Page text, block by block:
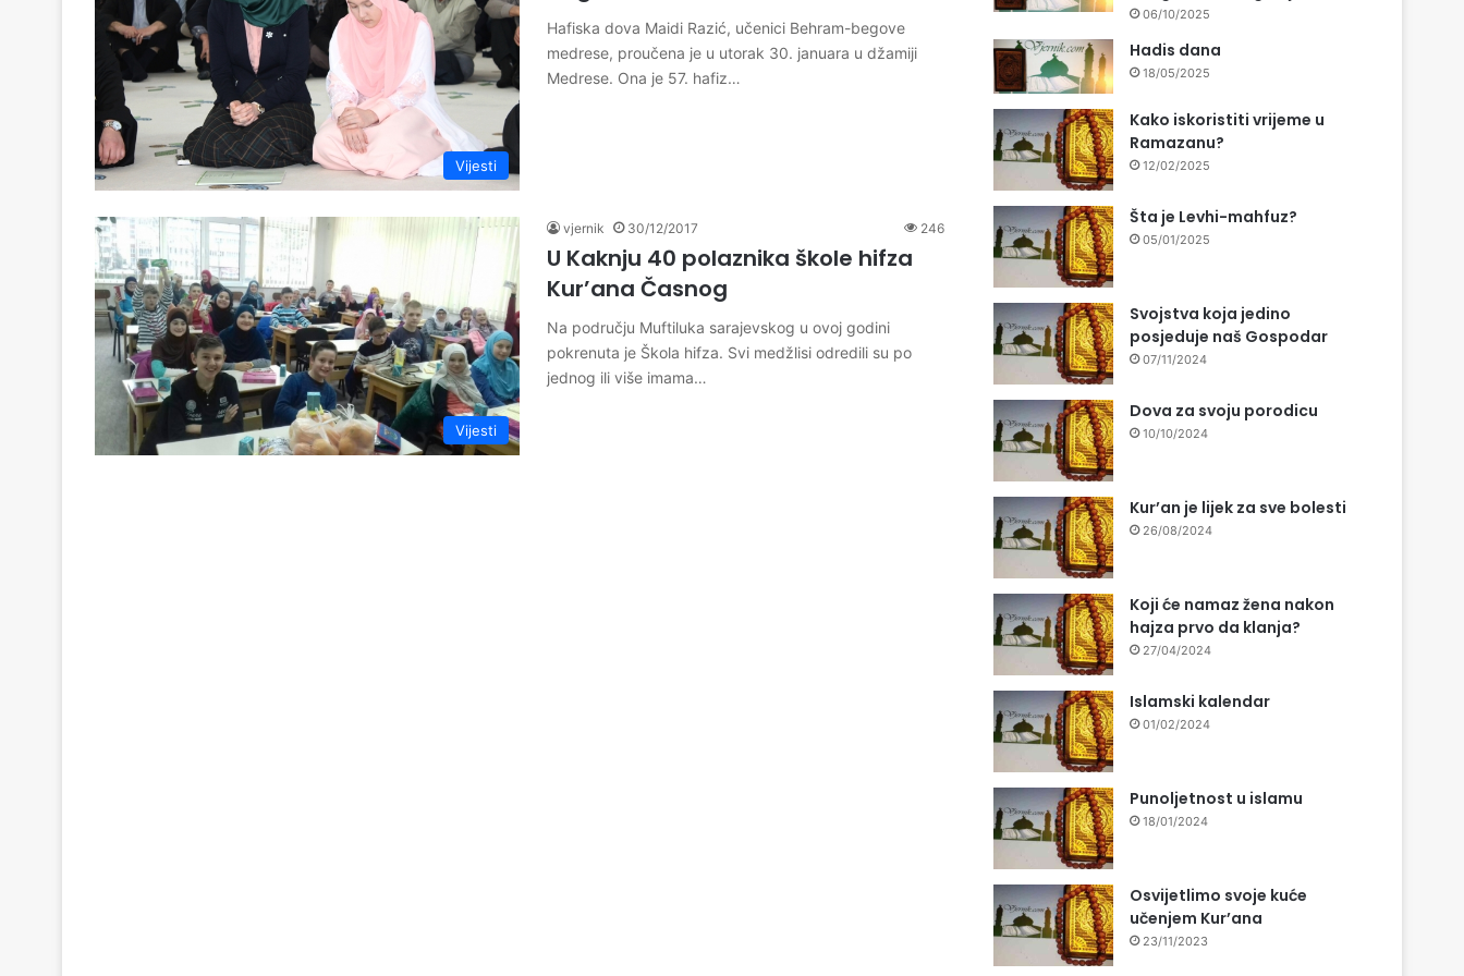
Vijesti
Hafiska dova Maidi Razić, učenici Behram-begove
medrese, proučena je u utorak 30. januara u džamiji
Medrese. Ona je 57. hafiz…
Vijesti
vjernik 30/12/2017 246
U Kaknju 40 polaznika škole hifza
Kur’ana Časnog
Na području Muftiluka sarajevskog u ovoj godini
pokrenuta je Škola hifza. Svi medžlisi odredili su po
jednog ili više imama…
06/10/2025
Hadis dana
18/05/2025
Kako iskoristiti vrijeme u
Ramazanu?
12/02/2025
Šta je Levhi-mahfuz?
05/01/2025
Svojstva koja jedino
posjeduje naš Gospodar
07/11/2024
Dova za svoju porodicu
10/10/2024
Kur’an je lijek za sve bolesti
26/08/2024
Koji će namaz žena nakon
hajza prvo da klanja?
27/04/2024
Islamski kalendar
01/02/2024
Punoljetnost u islamu
18/01/2024
Osvijetlimo svoje kuće
učenjem Kur’ana
23/11/2023